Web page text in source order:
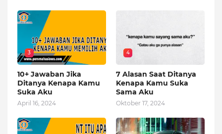
3
10+ Jawaban Jika
Ditanya Kenapa Kamu
Suka Aku
April 16, 2024
4
7 Alasan Saat Ditanya
Kenapa Kamu Suka
Sama Aku
Oktober 17, 2024